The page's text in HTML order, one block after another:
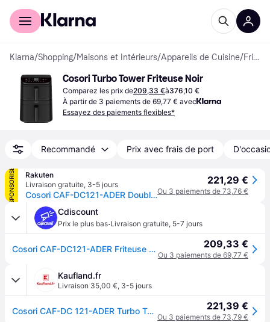
Acheter avec Klarna
Klarna/Shopping/Maisons et Intérieurs/Appareils de Cuisine/ Friteuses & Airfryers
Cosori Turbo Tower Friteuse Noir
Comparez les prix de209,33 €à376,10 €
À partir de 3 paiements de 69,77 € avec
Essayez des paiements flexibles*
Recommandé Prix avec frais de port
SPONSORISÉ
Rakuten
Livraison gratuite, 3-5 jours
Cosori CAF-DC121-ADER Double 10,8 L Autonome Friteuse d'air chaud Noir
221,29 €
Ou 3 paiements de 73,76 €
Cdiscount
Prix le plus bas·Livraison gratuite, 5-7 jours
Cosori CAF-DC121-ADER Friteuse à air chaud 10.8 l avec écran noir - Noir 209,33 €
Ou 3 paiements de 69,77 €
Kaufland.fr
Livraison 35,00 €, 3-5 jours
Cosori CAF-DC 121-ADER Turbo Tower Heißluftfritteuse 221,39 €
Ou 3 paiements de 73,79 €